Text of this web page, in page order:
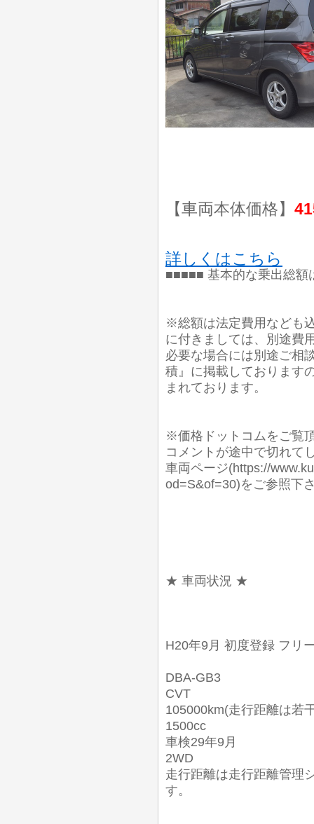
【車両本体価格】
詳しくはこちら
■■■■■ 基本的な乗出総
※総額は法定費用なども
に付きましては、別途費
必要な場合には別途ご相
積』に掲載しております
まれております。
※価格ドットコムをご覧
コメントが途中で切れて
車両ページ(https://
od=S&of=30)をご参照下
★ 車両状況 ★
H20年9月 初度登録 フリ
DBA-GB3
CVT
105000km(走行距離は若
1500cc
車検29年9月
2WD
走行距離は走行距離管理
す。